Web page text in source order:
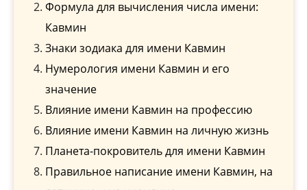
Формула для вычисления числа имени:
Кавмин
Знаки зодиака для имени Кавмин
Нумерология имени Кавмин и его
значение
Влияние имени Кавмин на профессию
Влияние имени Кавмин на личную жизнь
Планета-покровитель для имени Кавмин
Правильное написание имени Кавмин, на